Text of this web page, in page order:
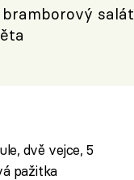
salát
dvě vejce, 5
pažitka